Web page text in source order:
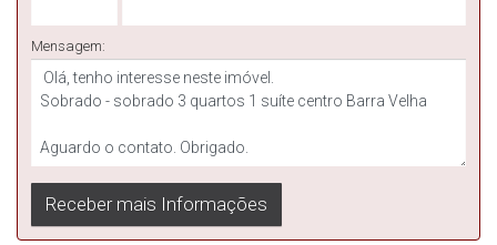
Mensagem: